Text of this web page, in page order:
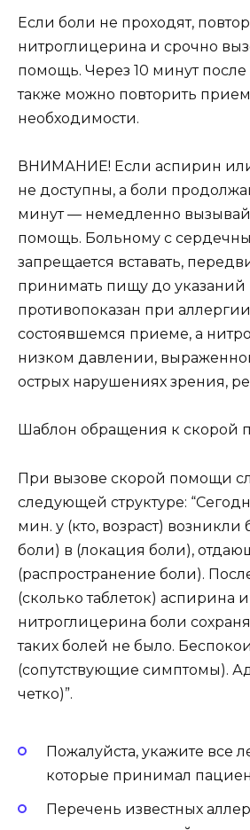
Если боли не проходят,
нитроглицерина и срочно
помощь. Через 10 минут
также можно повторить
необходимости.
ВНИМАНИЕ! Если аспирин
не доступны, а боли
минут — немедленно
помощь. Больному с
запрещается вставать,
принимать пищу до указаний
противопоказан при
состоявшемся приеме, а
низком давлении,
острых нарушениях зрения,
Шаблон обращения к скорой
При вызове скорой помощи
следующей структуре: “Сегодня
мин. у (кто, возраст) возникли
боли) в (локация боли),
(распространение боли).
(сколько таблеток) аспирина и
нитроглицерина боли
таких болей не было.
(сопутствующие симптомы).
четко)”.
Пожалуйста, укажите все
которые принимал
Перечень известных